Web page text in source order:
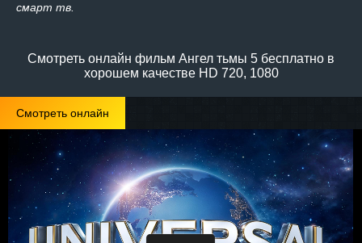
смарт тв.
Смотреть онлайн фильм Ангел тьмы 5 бесплатно в
хорошем качестве HD 720, 1080
Смотреть онлайн